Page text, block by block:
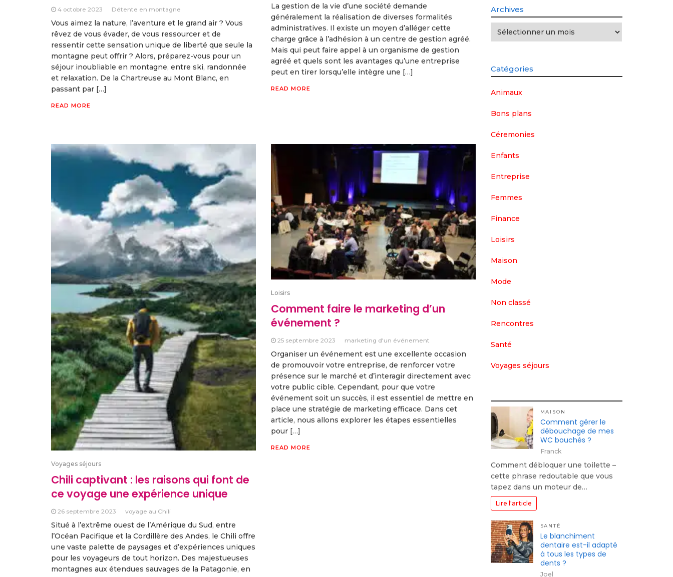
4 octobre 2023 Détente en montagne
Vous aimez la nature, l’aventure et le grand air ? Vous
rêvez de vous évader, de vous ressourcer et de
ressentir cette sensation unique de liberté que seule la
montagne peut offrir ? Alors, préparez-vous pour un
séjour inoubliable en montagne, entre ski, randonnée
et relaxation. De la Chartreuse au Mont Blanc, en
passant par […]
READ MORE
La gestion de la vie d’une société demande
généralement la réalisation de diverses formalités
administratives. Il existe un moyen d’alléger cette
charge grâce à l’adhésion à un centre de gestion agréé.
Mais qui peut faire appel à un organisme de gestion
agréé et quels sont les avantages qu’une entreprise
peut en tirer lorsqu’elle intègre une […]
READ MORE
Voyages séjours
Chili captivant : les raisons qui font de
ce voyage une expérience unique
26 septembre 2023 voyage au Chili
Situé à l’extrême ouest de l’Amérique du Sud, entre
l’Océan Pacifique et la Cordillère des Andes, le Chili offre
une vaste palette de paysages et d’expériences uniques
pour les voyageurs de tout horizon. Des majestueuses
montagnes aux étendues sauvages de la Patagonie, en
Loisirs
Comment faire le marketing d’un
événement ?
25 septembre 2023 marketing d'un événement
Organiser un événement est une excellente occasion
de promouvoir votre entreprise, de renforcer votre
présence sur le marché et d’interagir directement avec
votre public cible. Cependant, pour que votre
événement soit un succès, il est essentiel de mettre en
place une stratégie de marketing efficace. Dans cet
article, nous allons explorer les étapes essentielles
pour […]
READ MORE
Archives
Archives
Catégories
Animaux
Bons plans
Céremonies
Enfants
Entreprise
Femmes
Finance
Loisirs
Maison
Mode
Non classé
Rencontres
Santé
Voyages séjours
MAISON
Comment gérer le
débouchage de mes
WC bouchés ?
Franck
Comment débloquer une toilette –
cette phrase redoutable que vous
tapez dans un moteur de…
Lire l'article
SANTÉ
Le blanchiment
dentaire est-il adapté
à tous les types de
dents ?
Joel